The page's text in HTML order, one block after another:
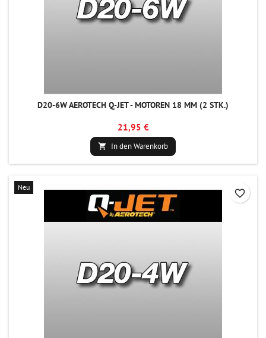
D20-6W AEROTECH Q-JET - MOTOREN 18 MM (2 STK.)
21,95 €
 In den Warenkorb
Neu
favorite_border